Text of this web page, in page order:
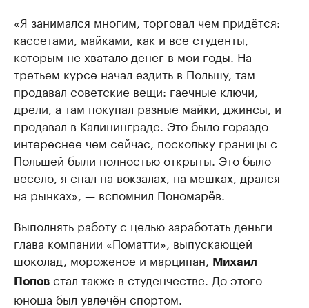
«Я занимался многим, торговал чем придётся:
кассетами, майками, как и все студенты,
которым не хватало денег в мои годы. На
третьем курсе начал ездить в Польшу, там
продавал советские вещи: гаечные ключи,
дрели, а там покупал разные майки, джинсы, и
продавал в Калининграде. Это было гораздо
интереснее чем сейчас, поскольку границы с
Польшей были полностью открыты. Это было
весело, я спал на вокзалах, на мешках, дрался
на рынках», — вспомнил Пономарёв.
Выполнять работу с целью заработать деньги
глава компании «Поматти», выпускающей
шоколад, мороженое и марципан,
Михаил
Попов стал также в студенчестве. До этого
юноша был увлечён спортом.